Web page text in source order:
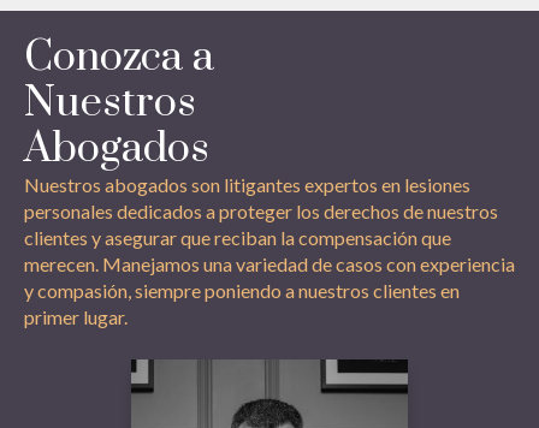
Conozca a
Nuestros
Abogados
Nuestros abogados son litigantes expertos en lesiones
personales dedicados a proteger los derechos de nuestros
clientes y asegurar que reciban la compensación que
merecen. Manejamos una variedad de casos con experiencia
y compasión, siempre poniendo a nuestros clientes en
primer lugar.